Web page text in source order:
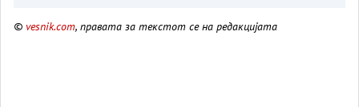
© vesnik.com, правата за текстот се на редакцијата